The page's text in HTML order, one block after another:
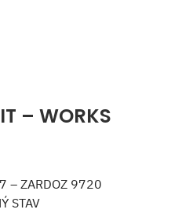
– WORKS
– ZARDOZ 9720
STAV